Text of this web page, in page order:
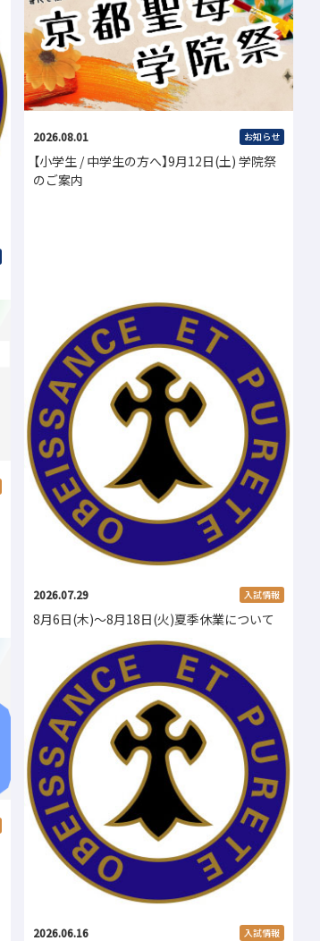
2026.08.01 お知らせ
【小学生 / 中学生の方へ】9月12日(土) 学院祭
のご案内
2026.07.29 入試情報
8月6日(木)～8月18日(火)夏季休業について
2026.06.16 入試情報